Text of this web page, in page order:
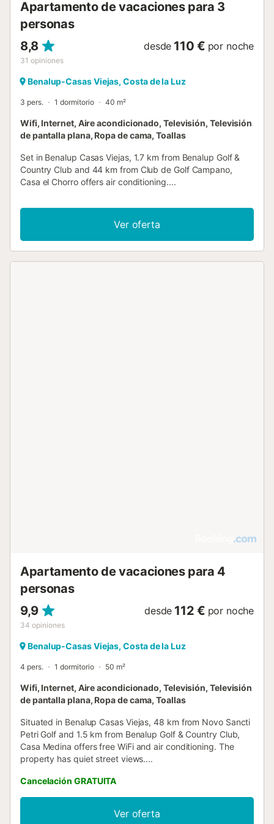
Apartamento de vacaciones para 3
personas
8,8
31 opiniones
desde 110 € por noche
Benalup-Casas Viejas, Costa de la Luz
3 pers. 1 dormitorio 40 m²
Wifi, Internet, Aire acondicionado, Televisión, Televisión
de pantalla plana, Ropa de cama, Toallas
Set in Benalup Casas Viejas, 1.7 km from Benalup Golf &
Country Club and 44 km from Club de Golf Campano,
Casa el Chorro offers air conditioning....
Ver oferta
Apartamento de vacaciones para 4
personas
9,9
34 opiniones
desde 112 € por noche
Benalup-Casas Viejas, Costa de la Luz
4 pers. 1 dormitorio 50 m²
Wifi, Internet, Aire acondicionado, Televisión, Televisión
de pantalla plana, Ropa de cama, Toallas
Situated in Benalup Casas Viejas, 48 km from Novo Sancti
Petri Golf and 1.5 km from Benalup Golf & Country Club,
Casa Medina offers free WiFi and air conditioning. The
property has quiet street views....
Cancelación GRATUITA
Ver oferta